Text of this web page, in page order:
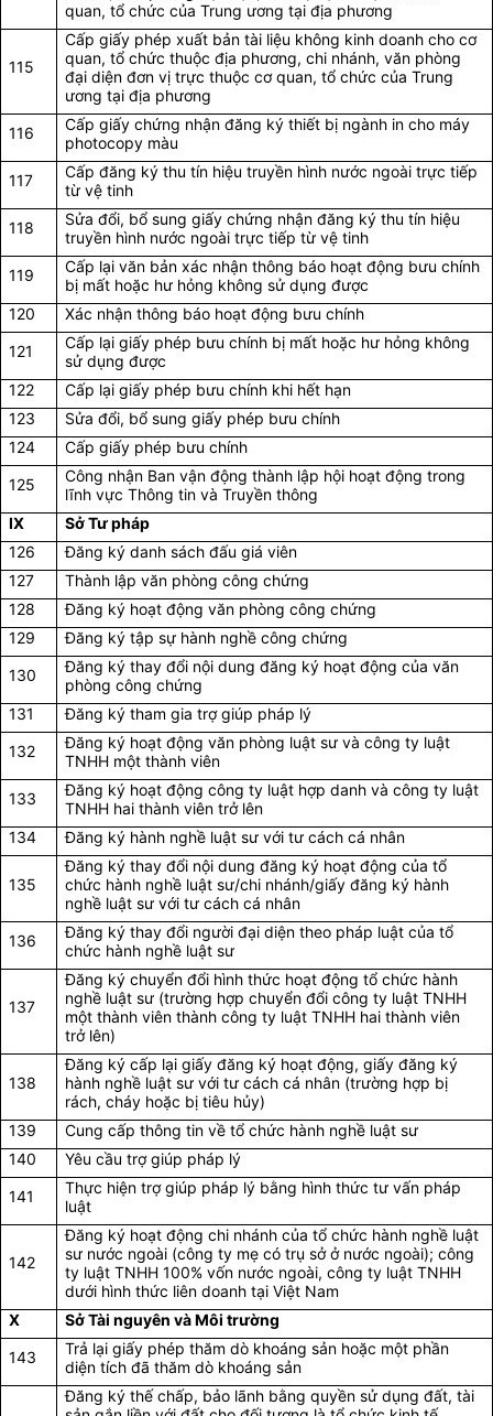
quan, tổ chức của Trung ương tại địa phương
115
Cấp giấy phép xuất bản tài liệu không kinh doanh cho cơ
quan, tổ chức thuộc địa phương, chi nhánh, văn phòng
đại diện đơn vị trực thuộc cơ quan, tổ chức của Trung
ương tại địa phương
116
Cấp giấy chứng nhận đăng ký thiết bị ngành in cho máy
photocopy màu
117
Cấp đăng ký thu tín hiệu truyền hình nước ngoài trực tiếp
từ vệ tinh
118
Sửa đổi, bổ sung giấy chứng nhận đăng ký thu tín hiệu
truyền hình nước ngoài trực tiếp từ vệ tinh
119
Cấp lại văn bản xác nhận thông báo hoạt động bưu chính
bị mất hoặc hư hỏng không sử dụng được
120
Xác nhận thông báo hoạt động bưu chính
121
Cấp lại giấy phép bưu chính bị mất hoặc hư hỏng không
sử dụng được
122
Cấp lại giấy phép bưu chính khi hết hạn
123
Sửa đổi, bổ sung giấy phép bưu chính
124
Cấp giấy phép bưu chính
125
Công nhận Ban vận động thành lập hội hoạt động trong
lĩnh vực Thông tin và Truyền thông
IX
Sở Tư pháp
126
Đăng ký danh sách đấu giá viên
127
Thành lập văn phòng công chứng
128
Đăng ký hoạt động văn phòng công chứng
129
Đăng ký tập sự hành nghề công chứng
130
Đăng ký thay đổi nội dung đăng ký hoạt động của văn
phòng công chứng
131
Đăng ký tham gia trợ giúp pháp lý
132
Đăng ký hoạt động văn phòng luật sư và công ty luật
TNHH một thành viên
133
Đăng ký hoạt động công ty luật hợp danh và công ty luật
TNHH hai thành viên trở lên
134
Đăng ký hành nghề luật sư với tư cách cá nhân
135
Đăng ký thay đổi nội dung đăng ký hoạt động của tổ
chức hành nghề luật sư/chi nhánh/giấy đăng ký hành
nghề luật sư với tư cách cá nhân
136
Đăng ký thay đổi người đại diện theo pháp luật của tổ
chức hành nghề luật sư
137
Đăng ký chuyển đổi hình thức hoạt động tổ chức hành
nghề luật sư (trường hợp chuyển đổi công ty luật TNHH
một thành viên thành công ty luật TNHH hai thành viên
trở lên)
138
Đăng ký cấp lại giấy đăng ký hoạt động, giấy đăng ký
hành nghề luật sư với tư cách cá nhân (trường hợp bị
rách, cháy hoặc bị tiêu hủy)
139
Cung cấp thông tin về tổ chức hành nghề luật sư
140
Yêu cầu trợ giúp pháp lý
141
Thực hiện trợ giúp pháp lý bằng hình thức tư vấn pháp
luật
142
Đăng ký hoạt động chi nhánh của tổ chức hành nghề luật
sư nước ngoài (công ty mẹ có trụ sở ở nước ngoài); công
ty luật TNHH 100% vốn nước ngoài, công ty luật TNHH
dưới hình thức liên doanh tại Việt Nam
X
Sở Tài nguyên và Môi trường
143
Trả lại giấy phép thăm dò khoáng sản hoặc một phần
diện tích đã thăm dò khoáng sản
Đăng ký thế chấp, bảo lãnh bằng quyền sử dụng đất, tài